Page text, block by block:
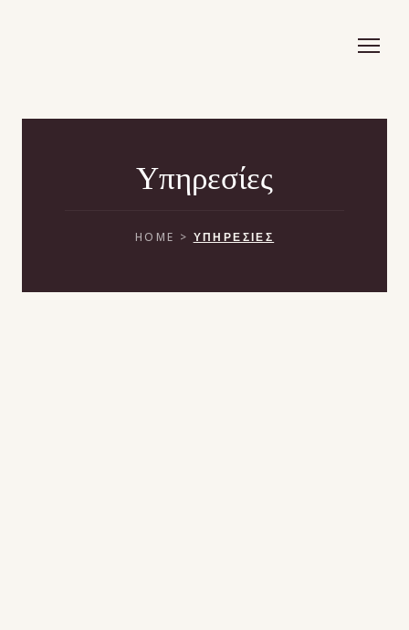
Υπηρεσίες
HOME > ΥΠΗΡΕΣΙΕΣ